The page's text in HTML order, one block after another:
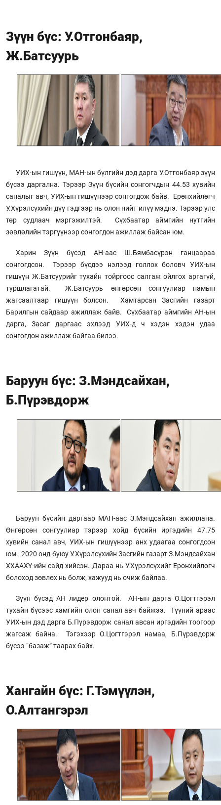
Зүүн бүс: У.Отгонбаяр,
Ж.Батсуурь
УИХ-ын гишүүн, МАН-ын бүлгийн дэд дарга У.Отгонбаяр зүүн
бүсээ даргална. Тэрээр Зүүн бүсийн сонгогчдын 44.53 хувийн
саналыг авч, УИХ-ын гишүүнээр сонгогдож байв. Ерөнхийлөгч
У.Хүрэлсүхийн дүү гэдгээр нь олон нийт илүү мэднэ. Тэрээр улс
төр судлаач мэргэжилтэй. Сүхбаатар аймгийн нутгийн
зөвлөлийн тэргүүнээр сонгогдон ажиллаж байсан юм.
Харин Зүүн бүсэд АН-аас Ш.Бямбасүрэн ганцаараа
сонгогдсон. Тэрээр бүсдээ нэлээд голлох боловч УИХ-ын
гишүүн Ж.Батсуурийг тухайн тойргоос салгаж ойлгох аргагүй,
туршлагатай. Ж.Батсуурь өнгөрсөн сонгуулиар намын
жагсаалтаар гишүүн болсон. Хамтарсан Засгийн газарт
Барилгын сайдаар ажиллаж байв. Сүхбаатар аймгийн АН-ын
дарга, Засаг даргаас эхлээд УИХ-д ч хэдэн хэдэн удаа
сонгогдон ажиллаж байгаа билээ.
Баруун бүс: З.Мэндсайхан,
Б.Пүрэвдорж
Баруун бүсийн даргаар МАН-аас З.Мэндсайхан ажиллана.
Өнгөрсөн сонгуулиар тэрээр хойд бүсийн иргэдийн 47.75
хувийн санал авч, УИХ-ын гишүүнээр анх удаагаа сонгогдсон
юм. 2020 онд буюу У.Хүрэлсүхийн Засгийн газарт З.Мэндсайхан
ХХААХҮ-ийн сайд хийсэн. Дараа нь У.Хүрэлсүхийг Ерөнхийлөгч
болоход зөвлөх нь болж, хажууд нь очиж байлаа.
Зүүн бүсэд АН лидер олонтой. АН-ын дарга О.Цогтгэрэл
тухайн бүсээс хамгийн олон санал авч байжээ. Түүний араас
УИХ-ын дэд дарга Б.Пүрэвдорж санал авсан иргэдийн тоогоор
жагсаж байна. Тэгэхээр О.Цогтгэрэл намаа, Б.Пүрэвдорж
бүсээ “базаж” таарах байх.
Хангайн бүс: Г.Тэмүүлэн,
О.Алтангэрэл